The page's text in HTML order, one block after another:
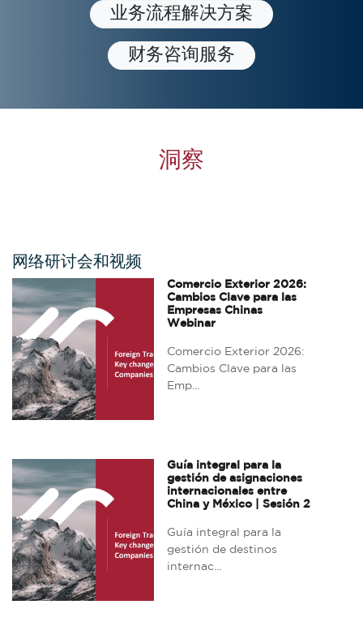
业务流程解决方案
财务咨询服务
洞察
网络研讨会和视频
Comercio Exterior 2026:
Cambios Clave para las
Empresas Chinas
Webinar
Comercio Exterior 2026:
Cambios Clave para las
Emp...
Guía integral para la
gestión de asignaciones
internacionales entre
China y México | Sesión 2
Guía integral para la
gestión de destinos
internac...